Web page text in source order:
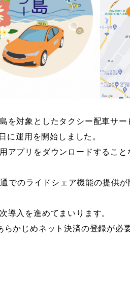
を対象としたタクシー配車サ
に運用を開始しました。
アプリをダウンロードするこ
でのライドシェア機能の提供
導入を進めてまいります。
かじめネット決済の登録が必